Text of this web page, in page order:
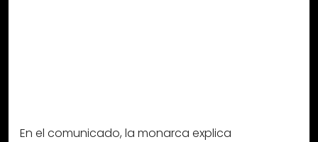
En el comunicado, la monarca explica